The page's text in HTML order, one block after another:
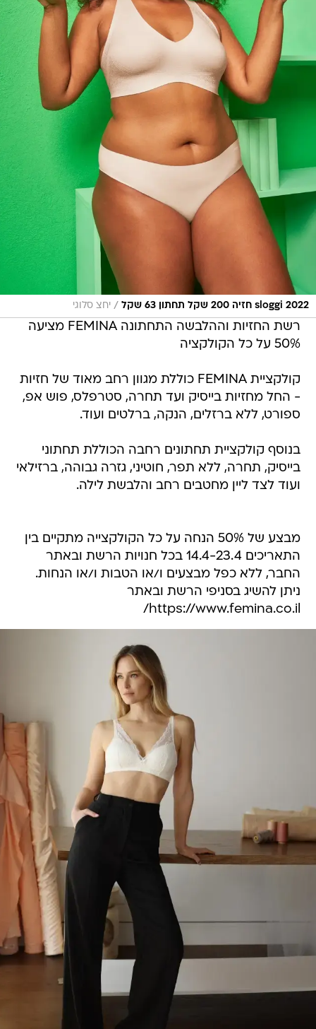
sloggi 2022 חזיה 200 שקל תחתון 63 שקל / יחצ סלוגי
רשת החזיות וההלבשה התחתונה FEMINA מציעה
50% על כל הקולקציה
קולקציית FEMINA כוללת מגוון רחב מאוד של חזיות
- החל מחזיות בייסיק ועד תחרה, סטרפלס, פוש אפ,
ספורט, ללא ברזלים, הנקה, ברלטים ועוד.
בנוסף קולקציית תחתונים רחבה הכוללת תחתוני
בייסיק, תחרה, ללא תפר, חוטיני, גזרה גבוהה, ברזילאי
ועוד לצד ליין מחטבים רחב והלבשת לילה.
מבצע של 50% הנחה על כל הקולקצייה מתקיים בין
התאריכים 14.4-23.4 בכל חנויות הרשת ובאתר
החבר, ללא כפל מבצעים ו/או הטבות ו/או הנחות.
ניתן להשיג בסניפי הרשת ובאתר
https://www.femina.co.il/